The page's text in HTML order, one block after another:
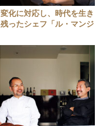
変化に対応し、時代を生き
残ったシェフ「ル・マンジ